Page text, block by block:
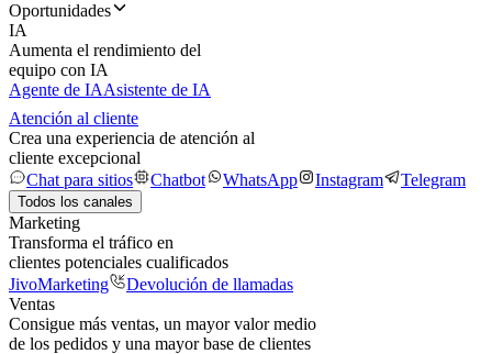
Oportunidades
IA
Aumenta el rendimiento del
equipo con IA
Agente de IAAsistente de IA
Atención al cliente
Crea una experiencia de atención al
cliente excepcional
Chat para sitios
Chatbot WhatsApp Instagram Telegram
Todos los canales
Marketing
Transforma el tráfico en
clientes potenciales cualificados
JivoMarketing
Devolución de llamadas
Ventas
Consigue más ventas, un mayor valor medio
de los pedidos y una mayor base de clientes